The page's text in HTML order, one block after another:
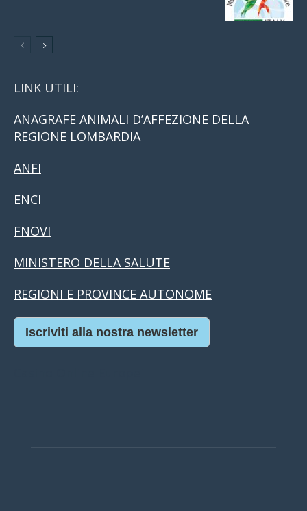
LINK UTILI:
ANAGRAFE ANIMALI D’AFFEZIONE DELLA
REGIONE LOMBARDIA
ANFI
ENCI
FNOVI
MINISTERO DELLA SALUTE
REGIONI E PROVINCE AUTONOME
Iscriviti alla nostra newsletter